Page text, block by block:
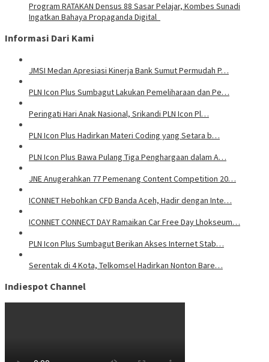
Program RATAKAN Densus 88 Sasar Pelajar, Kombes Sunadi
Ingatkan Bahaya Propaganda Digital
Informasi Dari Kami
JMSI Medan Apresiasi Kinerja Bank Sumut Permudah P…
PLN Icon Plus Sumbagut Lakukan Pemeliharaan dan Pe…
Peringati Hari Anak Nasional, Srikandi PLN Icon Pl…
PLN Icon Plus Hadirkan Materi Coding yang Setara b…
PLN Icon Plus Bawa Pulang Tiga Penghargaan dalam A…
JNE Anugerahkan 77 Pemenang Content Competition 20…
ICONNET Hebohkan CFD Banda Aceh, Hadir dengan Inte…
ICONNET CONNECT DAY Ramaikan Car Free Day Lhokseum…
PLN Icon Plus Sumbagut Berikan Akses Internet Stab…
Serentak di 4 Kota, Telkomsel Hadirkan Nonton Bare…
Indiespot Channel